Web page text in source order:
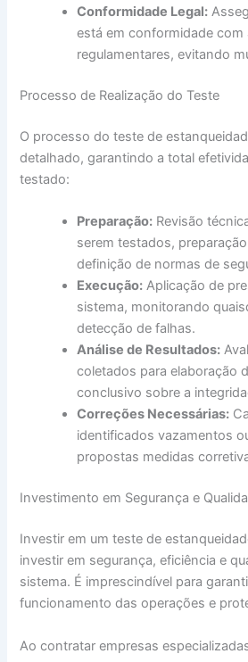
Conformidade Legal:
está em conformidade com
regulamentares, evitando
Processo de Realização do Teste
O processo do teste de
detalhado, garantindo a total
testado:
Preparação: Revisão
serem testados,
definição de normas de
Execução: Aplicação de
sistema, monitorando
detecção de falhas.
Análise de Resultados:
coletados para elaboração
conclusivo sobre a
Correções Necessárias:
identificados vazamentos
propostas medidas
Investimento em Segurança e
Investir em um teste de
investir em segurança, eficiência e
sistema. É imprescindível para
funcionamento das operações e
Ao contratar empresas